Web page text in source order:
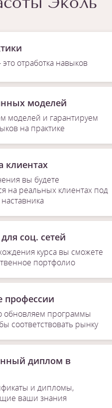
это отработка навыков
моделей
моделей и гарантируем
на практике
клиентах
вы будете
на реальных клиентах под
соц. сетей
курса вы сможете
портфолио
профессии
обновляем программы
соответствовать рынку
диплом в
и дипломы,
ваши знания